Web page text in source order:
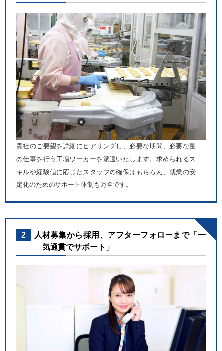
貴社のご要望を詳細にヒアリングし、必要な期間、必要な量
の仕事を行う工場ワーカーを派遣いたします。求められるス
キルや経験値に応じたスタッフの確保はもちろん、就業の安
定化のためのサポート体制も万全です。
2
人材募集から採用、アフターフォローまで「一
気通貫でサポート」